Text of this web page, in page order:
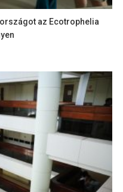
az Ecotrophelia